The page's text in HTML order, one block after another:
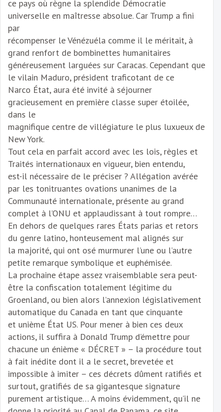
ce pays où règne la splendide Démocratie
universelle en maîtresse absolue. Car Trump a fini
par
récompenser le Vénézuéla comme il le méritait, à
grand renfort de bombinettes humanitaires
généreusement larguées sur Caracas. Cependant que
le vilain Maduro, président traficotant de ce
Narco État, aura été invité à séjourner
gracieusement en première classe super étoilée,
dans le
magnifique centre de villégiature le plus luxueux de
New York.
Tout cela en parfait accord avec les lois, règles et
Traités internationaux en vigueur, bien entendu,
est-il nécessaire de le préciser ? Allégation avérée
par les tonitruantes ovations unanimes de la
Communauté internationale, présente au grand
complet à l’ONU et applaudissant à tout rompre…
En dehors de quelques rares États parias et retors
du genre latino, honteusement mal alignés sur
la majorité, qui ont osé murmurer l’une ou l’autre
petite remarque symbolique et euphémisée.
La prochaine étape assez vraisemblable sera peut-
être la confiscation totalement légitime du
Groenland, ou bien alors l’annexion législativement
automatique du Canada en tant que cinquante
et unième État US. Pour mener à bien ces deux
actions, il suffira à Donald Trump d’émettre pour
chacune un énième « DÉCRET » – la procédure tout
à fait inédite dont il a le secret, brevetée et
impossible à imiter – ces décrets dûment ratifiés et
surtout, gratifiés de sa gigantesque signature
purement artistique… A moins évidemment, qu’il ne